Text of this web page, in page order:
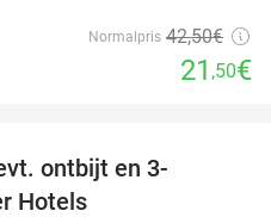
Normalpris 42,50€
21 ,50€
ontbijt en 3-
Hotels